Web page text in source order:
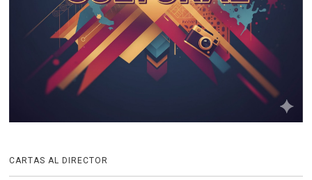
CARTAS AL DIRECTOR